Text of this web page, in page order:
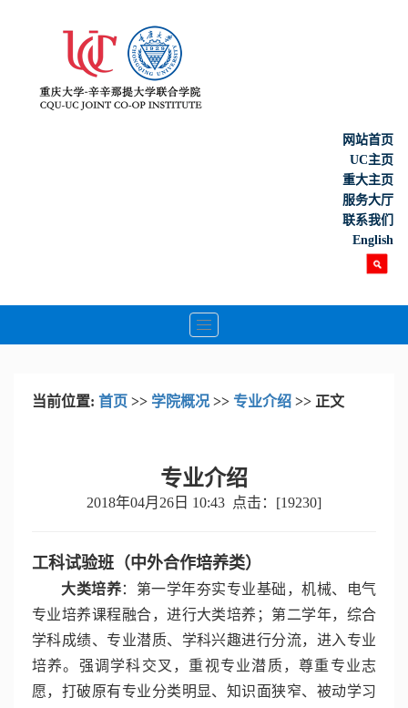
网站首页
UC主页
重大主页
服务大厅
联系我们
English
Toggle
navigation
当前位置: 首页 >> 学院概况 >> 专业介绍 >> 正文
专业介绍
2018年04月26日 10:43 点击：[19230]
工科试验班（中外合作培养类）
大类培养：第一学年夯实专业基础，机械、电气
专业培养课程融合，进行大类培养；第二学年，综合
学科成绩、专业潜质、学科兴趣进行分流，进入专业
培养。强调学科交叉，重视专业潜质，尊重专业志
愿，打破原有专业分类明显、知识面狭窄、被动学习